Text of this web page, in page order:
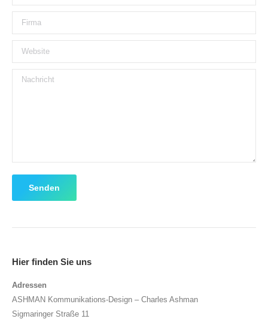
Firma
Website
Nachricht
Senden
Hier finden Sie uns
Adressen
ASHMAN Kommunikations-Design – Charles Ashman
Sigmaringer Straße 11